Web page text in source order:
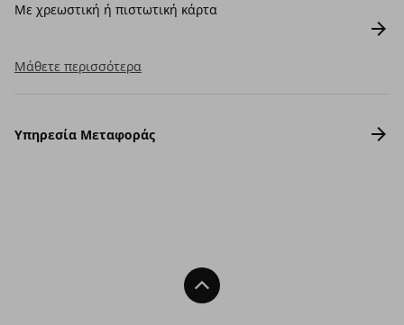
Με χρεωστική ή πιστωτική κάρτα
Μάθετε περισσότερα
Υπηρεσία Μεταφοράς
Back To Top